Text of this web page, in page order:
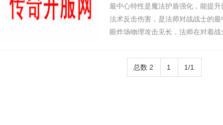
最中心特性是魔法护盾强化，能提
法术反击伤害，是法师对战战士的
眼炸场物理攻击见长，法师在对着
时，我最惧怕
总数 2
1 1/1